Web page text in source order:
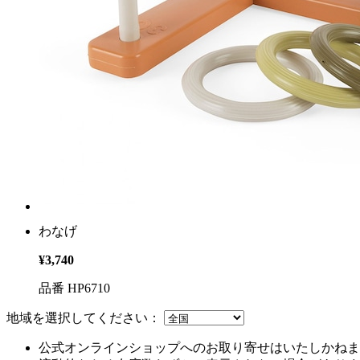
わなげ
¥3,740
品番 HP6710
地域を選択してください：
公式オンラインショップへのお取り寄せはいたしかね